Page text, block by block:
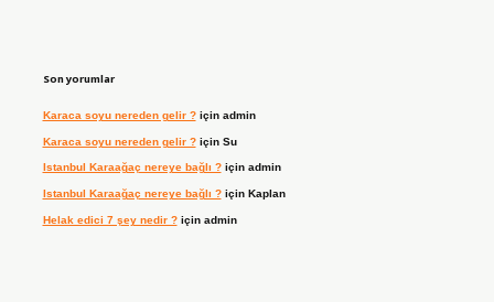
Son yorumlar
Karaca soyu nereden gelir ?için admin
Karaca soyu nereden gelir ?için Su
Istanbul Karaağaç nereye bağlı ?için admin
Istanbul Karaağaç nereye bağlı ?için Kaplan
Helak edici 7 şey nedir ?için admin